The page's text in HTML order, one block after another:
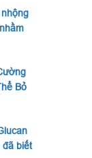
Bỏ
đã biết